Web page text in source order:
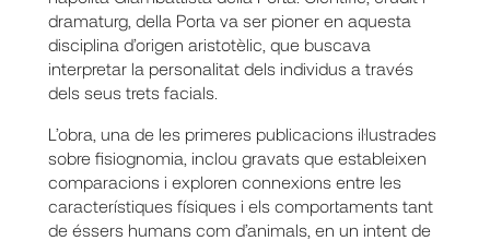
dramaturg, della Porta va ser pioner en aquesta
disciplina d’origen aristotèlic, que buscava
interpretar la personalitat dels individus a través
dels seus trets facials.
L’obra, una de les primeres publicacions il·lustrades
sobre fisiognomia, inclou gravats que estableixen
comparacions i exploren connexions entre les
característiques físiques i els comportaments tant
de éssers humans com d’animals, en un intent de